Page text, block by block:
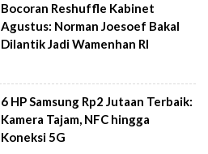
Bocoran Reshuffle Kabinet
Agustus: Norman Joesoef Bakal
Dilantik Jadi Wamenhan RI
6 HP Samsung Rp2 Jutaan Terbaik:
Kamera Tajam, NFC hingga
Koneksi 5G